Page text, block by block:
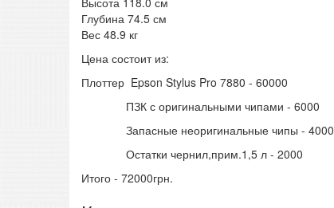
Глубина 74.5 см
Вес 48.9 кг
Цена состоит из:
Плоттер Epson Stylus Pro 7880 - 60000
ПЗК с оригинальными чипами - 6000
Запасные неоригинальные чипы - 4000
Остатки чернил,прим.1,5 л - 2000
Итого - 72000грн.